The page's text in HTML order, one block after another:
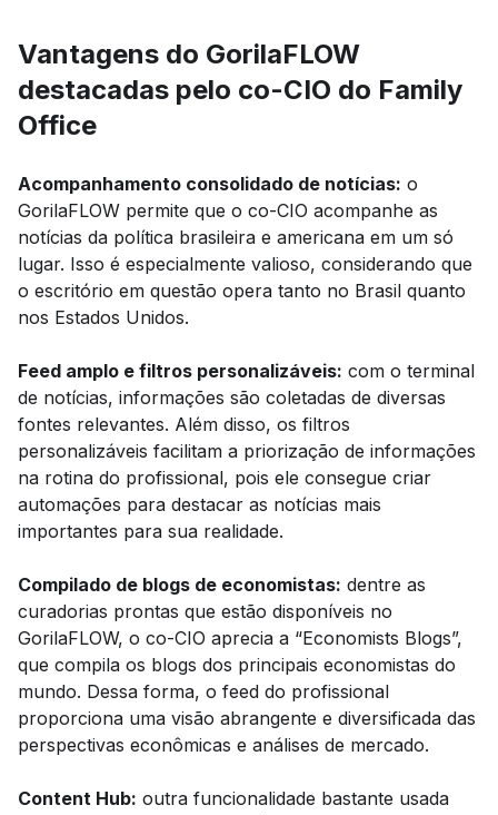
Vantagens do GorilaFLOW
destacadas pelo co-CIO do Family
Office
Acompanhamento consolidado de notícias: o
GorilaFLOW permite que o co-CIO acompanhe as
notícias da política brasileira e americana em um só
lugar. Isso é especialmente valioso, considerando que
o escritório em questão opera tanto no Brasil quanto
nos Estados Unidos.
Feed amplo e filtros personalizáveis: com o terminal
de notícias, informações são coletadas de diversas
fontes relevantes. Além disso, os filtros
personalizáveis facilitam a priorização de informações
na rotina do profissional, pois ele consegue criar
automações para destacar as notícias mais
importantes para sua realidade.
Compilado de blogs de economistas: dentre as
curadorias prontas que estão disponíveis no
GorilaFLOW, o co-CIO aprecia a “Economists Blogs”,
que compila os blogs dos principais economistas do
mundo. Dessa forma, o feed do profissional
proporciona uma visão abrangente e diversificada das
perspectivas econômicas e análises de mercado.
Content Hub: outra funcionalidade bastante usada